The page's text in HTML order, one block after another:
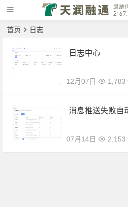
首页 日志
日志中心
12月07日 1,783
消息推送失败自
07月14日 2,153